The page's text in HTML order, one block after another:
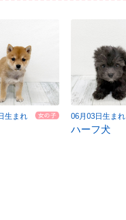
生まれ 06月03日生まれ
ハーフ犬